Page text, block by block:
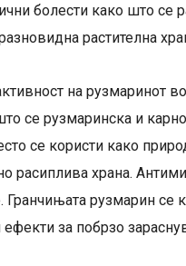
болести како што се
растителна
на рузмаринот
се рузмаринска и
се користи како
расиплива храна.
рузмарин се
за побрзо